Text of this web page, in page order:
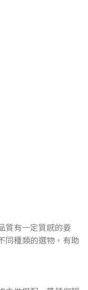
質有一定質感的要
同種類的選物，有助